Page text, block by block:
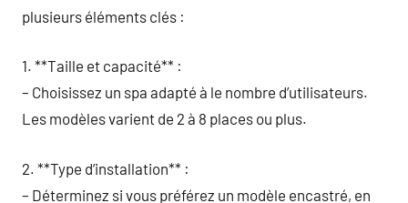
plusieurs éléments clés :
1. **Taille et capacité** :
– Choisissez un spa adapté à le nombre d’utilisateurs.
Les modèles varient de 2 à 8 places ou plus.
2. **Type d’installation** :
– Déterminez si vous préférez un modèle encastré, en